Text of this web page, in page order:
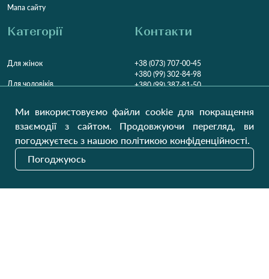
Мапа сайту
Категорії
Для жінок
Для чоловіків
Домашній текстиль
Контакти
+38 (073) 707-00-45
+380 (99) 302-84-98
+380 (99) 387-81-50
Пн-Пт9:00 - 16:00
НДВихідний
Наші оновлення
Ми використовуємо файли cookie для покращення
взаємодії з сайтом. Продовжуючи перегляд, ви
погоджуєтесь з нашою політикою конфіденційності.
Погоджуюсь